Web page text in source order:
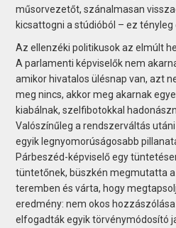
műsorvezetőt, szánalmasan
kicsattogni a stúdióból – ez
Az ellenzéki politikusok az elmúlt
A parlamenti képviselők nem
amikor hivatalos ülésnap van, azt
meg nincs, akkor meg akarnak
kiabálnak, szelfibotokkal
Valószínűleg a rendszerváltás
egyik legnyomorúságosabb
Párbeszéd-képviselő egy
tüntetőnek, büszkén megmutatta
teremben és várta, hogy
eredmény: nem okos
elfogadták egyik törvénymódosító